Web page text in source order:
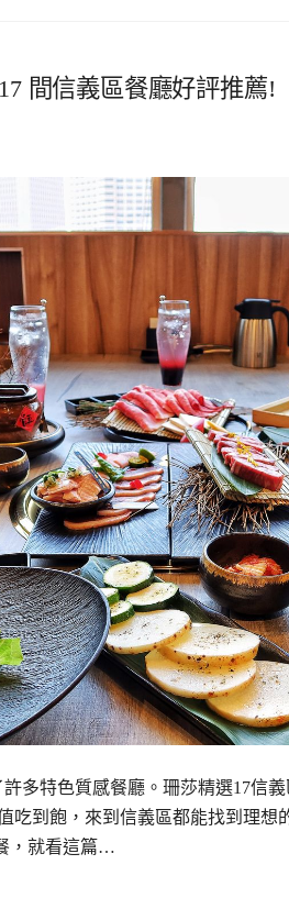
間信義區餐廳好評推薦!
多特色質感餐廳。珊莎精選17信
吃到飽，來到信義區都能找到理想
，就看這篇…